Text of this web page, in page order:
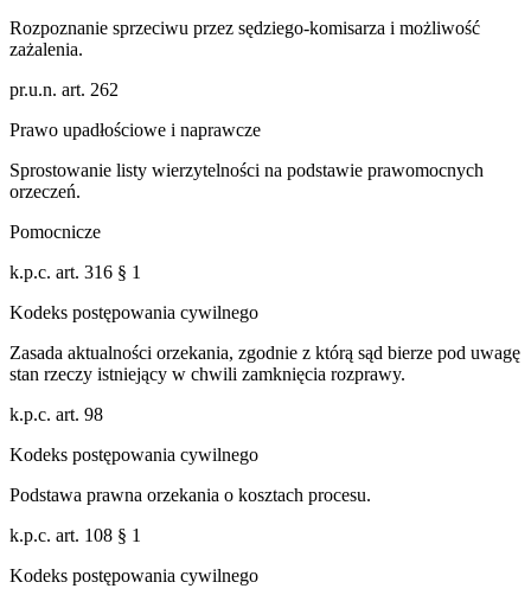
Rozpoznanie sprzeciwu przez sędziego-komisarza i możliwość
zażalenia.
pr.u.n. art. 262
Prawo upadłościowe i naprawcze
Sprostowanie listy wierzytelności na podstawie prawomocnych
orzeczeń.
Pomocnicze
k.p.c. art. 316 § 1
Kodeks postępowania cywilnego
Zasada aktualności orzekania, zgodnie z którą sąd bierze pod uwagę
stan rzeczy istniejący w chwili zamknięcia rozprawy.
k.p.c. art. 98
Kodeks postępowania cywilnego
Podstawa prawna orzekania o kosztach procesu.
k.p.c. art. 108 § 1
Kodeks postępowania cywilnego